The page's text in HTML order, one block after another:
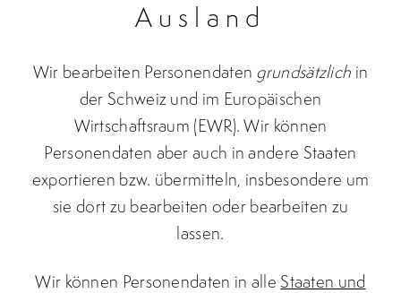
Ausland
Wir bearbeiten Personendaten grundsätzlich in
der Schweiz und im Europäischen
Wirtschaftsraum (EWR). Wir können
Personendaten aber auch in andere Staaten
exportieren bzw. übermitteln, insbesondere um
sie dort zu bearbeiten oder bearbeiten zu
lassen.
Wir können Personendaten in alleStaaten und